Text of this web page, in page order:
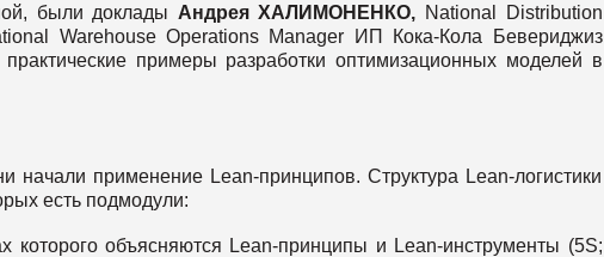
были доклады АндреяХАЛИМОНЕНКО, National Distribution
Warehouse Operations Manager ИП Кока-Кола Бевериджиз
примеры разработки оптимизационных моделей в
начали применение Lean-принципов. Структура Lean-логистики
есть подмодули:
которого объясняются Lean-принципы и Lean-инструменты (5S;